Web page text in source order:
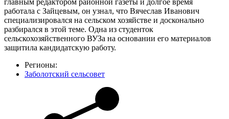
главным редактором районной газеты и долгое время
работала с Зайцевым, он узнал, что Вячеслав Иванович
специализировался на сельском хозяйстве и досконально
разбирался в этой теме. Одна из студенток
сельскохозяйственного ВУЗа на основании его материалов
защитила кандидатскую работу.
Регионы:
Заболотский сельсовет